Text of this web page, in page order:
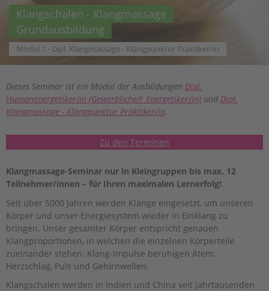
Klangschalen - Klangmassage
Grundausbildung
Modul 1 - Dipl. Klangmassage - Klangpunktur Praktiker/in
Dieses Seminar ist ein Modul der Ausbildungen Dipl.
Humanenergetiker/in (Gewerbliche/r Energetiker/in) und Dipl.
Klangmassage - Klangpunktur Praktiker/in.
Zu den Terminen
Klangmassage-Seminar nur in Kleingruppen bis max. 12
Teilnehmer/innen – für Ihren maximalen Lernerfolg!
Seit über 5000 Jahren werden Klänge eingesetzt, um unseren
Körper und unser Energiesystem wieder in Einklang zu
bringen. Unser gesamter Körper entspricht genauen
Klangproportionen, in welchen die einzelnen Körperteile
zueinander stehen. Klang-Impulse beruhigen Atem,
Herzschlag, Puls und Gehirnwellen.
Klangschalen werden in Indien und China seit Jahrtausenden